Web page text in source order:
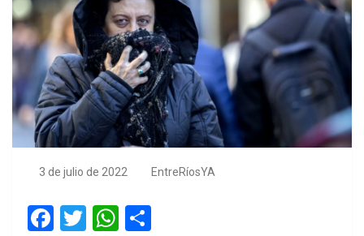
3 de julio de 2022 EntreRíosYA
F
T
W